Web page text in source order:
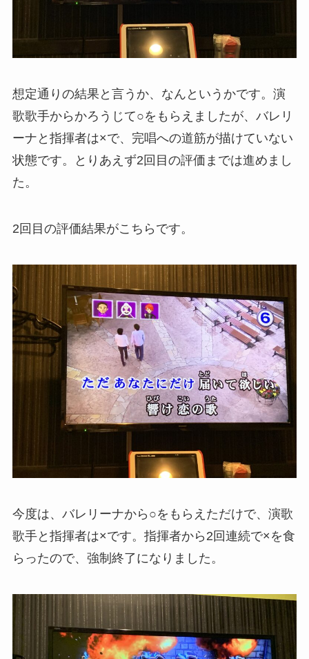
想定通りの結果と言うか、なんというかです。演
歌歌手からかろうじて○をもらえましたが、バレリ
ーナと指揮者は×で、完唱への道筋が描けていない
状態です。とりあえず2回目の評価までは進めまし
た。
2回目の評価結果がこちらです。
今度は、バレリーナから○をもらえただけで、演歌
歌手と指揮者は×です。指揮者から2回連続で×を食
らったので、強制終了になりました。